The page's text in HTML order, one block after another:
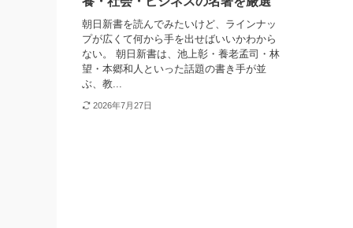
朝日新書を読んでみたいけど、ラインナッ
プが広くて何から手を出せばいいかわから
ない。 朝日新書は、池上彰・養老孟司・林
望・本郷和人といった話題の書き手が並
ぶ、教...
2026年7月27日